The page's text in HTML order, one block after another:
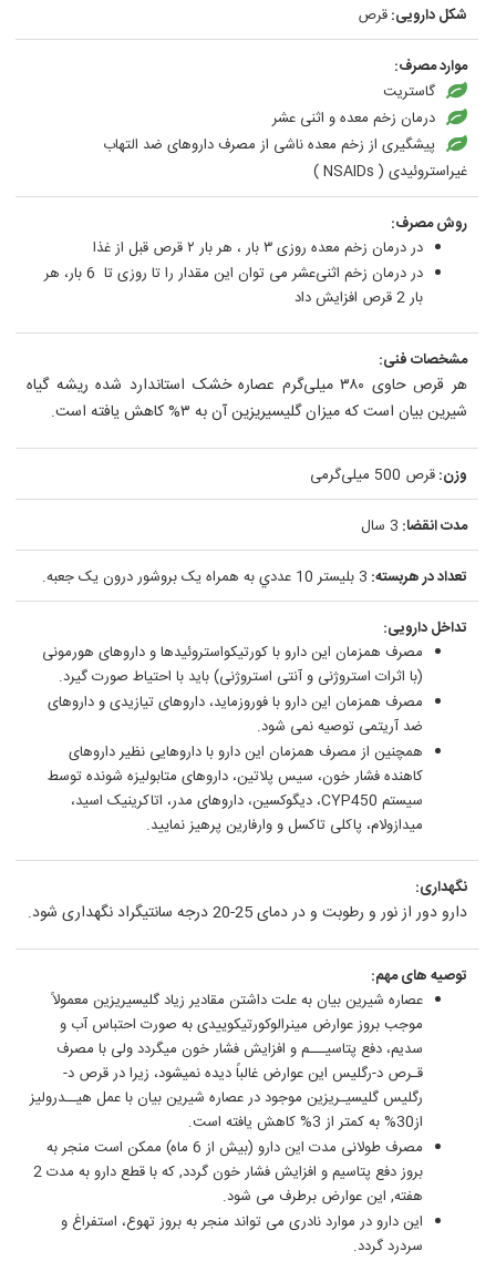
شکل دارویی:قرص
موارد مصرف:
گاستریت
درمان زخم معده و اثنی عشر
پیشگیری از زخم معده ناشی از مصرف داروهای ضد التهاب
غیراستروئیدی ( NSAIDs )
روش مصرف:
در درمان زخم معده روزی ٣ بار ، هر بار ٢ قرص قبل از غذا
در درمان زخم اثنی‌عشر می توان این مقدار را تا روزی تا 6 بار، هر
بار 2 قرص افزایش داد
مشخصات فنی:
هر قرص حاوی ٣٨٠ ميلی‌گرم عصاره خشک استاندارد شده ريشه گياه
شيرين بيان است که ميزان گليسيريزين آن به ٣% کاهش یافته است.
وزن:قرص 500 ميلی‌گرمی
مدت انقضا: 3 سال
تعداد در هربسته: 3 بليستر 10 عددي به همراه يک بروشور درون يک جعبه.
تداخل دارویی:
مصرف همزمان این دارو با کورتیکواستروئیدها و داروهای هورمونی
(با اثرات استروژنی و آنتی استروژنی) باید با احتیاط صورت گیرد.
مصرف همزمان این دارو با فوروزماید، داروهای تیازیدی و داروهای
ضد آریتمی توصیه نمی شود.
همچنین از مصرف همزمان این دارو با داروهایی نظیر داروهای
کاهنده فشار خون، سیس پلاتین، داروهای متابولیزه شونده توسط
سیستم CYP450، دیگوکسین، داروهای مدر، اتاکرینیک اسید،
میدازولام، پاکلی تاکسل و وارفارین پرهیز نمایید.
نگهداری:
دارو دور از نور و رطوبت و در دمای 25-20 درجه سانتیگراد نگهداری شود.
توصیه های مهم:
عصاره شیرین بیان به علت داشتن مقادیر زیاد گلیسیریزین معمولاً
موجب بروز عوارض مینرالوکورتیکوییدی به صورت احتباس آب و
سدیم، دفع پتاسیـــم و افزایش فشار خون میگردد ولی با مصرف
قـرص د-رگلیس این عوارض غالباً دیده نمیشود، زیرا در قرص د-
رگلیس گلیسیـریزین موجود در عصاره شیرین بیان با عمل هیــدرولیز
از30% به کمتر از 3% کاهش یافته است.
مصرف طولانی مدت این دارو (بیش از 6 ماه) ممکن است منجر به
بروز دفع پتاسیم و افزایش فشار خون گردد, که با قطع دارو به مدت 2
هفته, این عوارض برطرف می شود.
این دارو در موارد نادری می تواند منجر به بروز تهوع، استفراغ و
سردرد گردد.